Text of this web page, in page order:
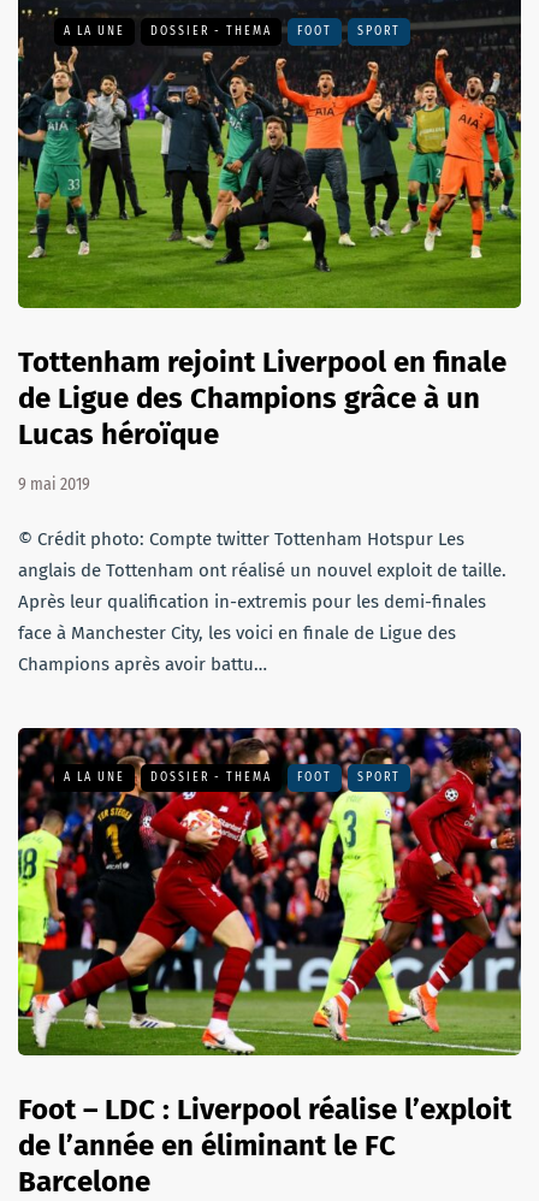
A LA UNE DOSSIER - THEMA FOOT SPORT
Tottenham rejoint Liverpool en finale
de Ligue des Champions grâce à un
Lucas héroïque
9 mai 2019
© Crédit photo: Compte twitter Tottenham Hotspur Les
anglais de Tottenham ont réalisé un nouvel exploit de taille.
Après leur qualification in-extremis pour les demi-finales
face à Manchester City, les voici en finale de Ligue des
Champions après avoir battu…
A LA UNE DOSSIER - THEMA FOOT SPORT
Foot – LDC : Liverpool réalise l’exploit
de l’année en éliminant le FC
Barcelone